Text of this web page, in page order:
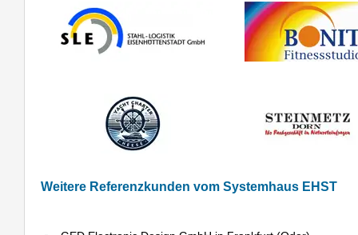
Weitere Referenzkunden vom Systemhaus EHST